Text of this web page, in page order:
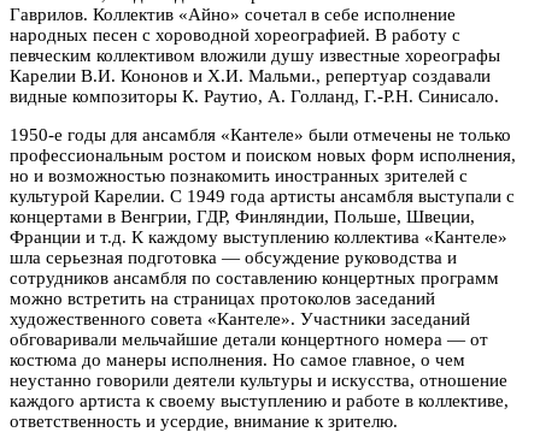
Гаврилов. Коллектив «Айно» сочетал в себе исполнение
народных песен с хороводной хореографией. В работу с
певческим коллективом вложили душу известные хореографы
Карелии В.И. Кононов и Х.И. Мальми., репертуар создавали
видные композиторы К. Раутио, А. Голланд, Г.-Р.Н. Синисало.
1950-е годы для ансамбля «Кантеле» были отмечены не только
профессиональным ростом и поиском новых форм исполнения,
но и возможностью познакомить иностранных зрителей с
культурой Карелии. С 1949 года артисты ансамбля выступали с
концертами в Венгрии, ГДР, Финляндии, Польше, Швеции,
Франции и т.д. К каждому выступлению коллектива «Кантеле»
шла серьезная подготовка — обсуждение руководства и
сотрудников ансамбля по составлению концертных программ
можно встретить на страницах протоколов заседаний
художественного совета «Кантеле». Участники заседаний
обговаривали мельчайшие детали концертного номера — от
костюма до манеры исполнения. Но самое главное, о чем
неустанно говорили деятели культуры и искусства, отношение
каждого артиста к своему выступлению и работе в коллективе,
ответственность и усердие, внимание к зрителю.